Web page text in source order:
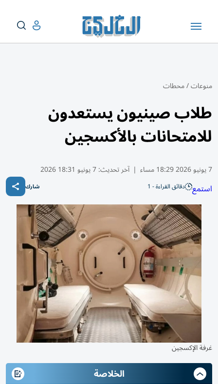
منوعات/محطات
طلاب صينيون يستعدون
للامتحانات بالأكسجين
7 يونيو 2026 18:29 مساء | آخر تحديث:7 يونيو 18:31 2026
استمع دقائق القراءة - 1 شارك
غرفة الإكسجين
الخلاصة